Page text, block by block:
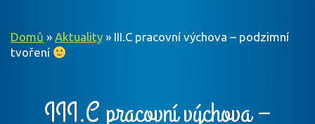
Domů » Aktuality » III.C pracovní výchova – podzimní
tvoření
III.C pracovní výchova –